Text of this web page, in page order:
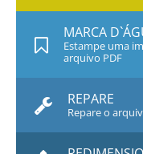
MARCA
Estampe uma
arquivo PDF
REPARE
Repare o